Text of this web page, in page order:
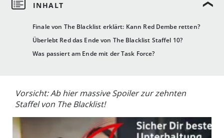
Finale von The Blacklist erklärt: Kann Red Dembe retten?
Überlebt Red das Ende von The Blacklist Staffel 10?
Was passiert am Ende mit der Task Force?
Vorsicht: Ab hier massive Spoiler zur zehnten
Staffel von The Blacklist!